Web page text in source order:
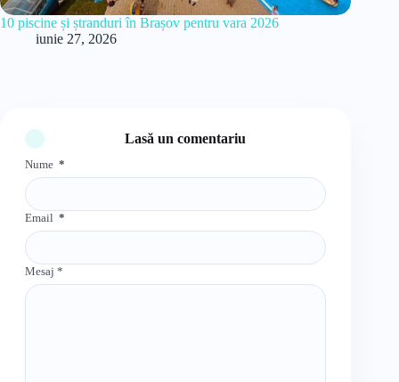
10 piscine și ștranduri în Brașov pentru vara 2026
iunie 27, 2026
Lasă un comentariu
Nume *
Email *
Mesaj *